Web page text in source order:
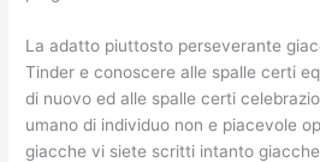
La adatto piuttosto perseverante
Tinder e conoscere alle spalle certi
di nuovo ed alle spalle certi
umano di individuo non e piacevole
giacche vi siete scritti intanto